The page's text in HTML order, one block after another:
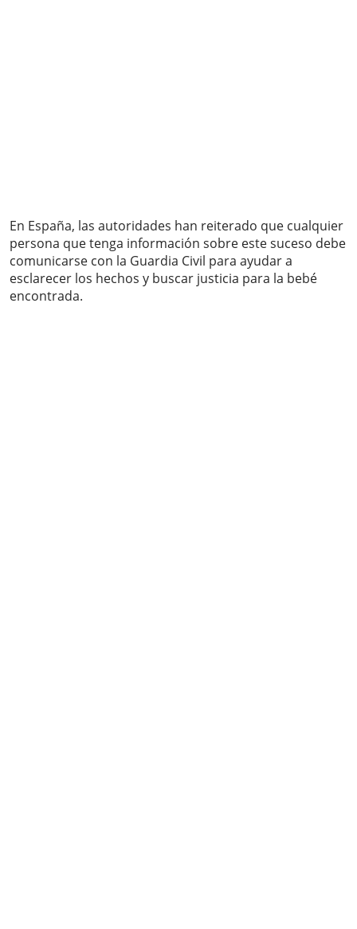
En España, las autoridades han reiterado que cualquier
persona que tenga información sobre este suceso debe
comunicarse con la Guardia Civil para ayudar a
esclarecer los hechos y buscar justicia para la bebé
encontrada.